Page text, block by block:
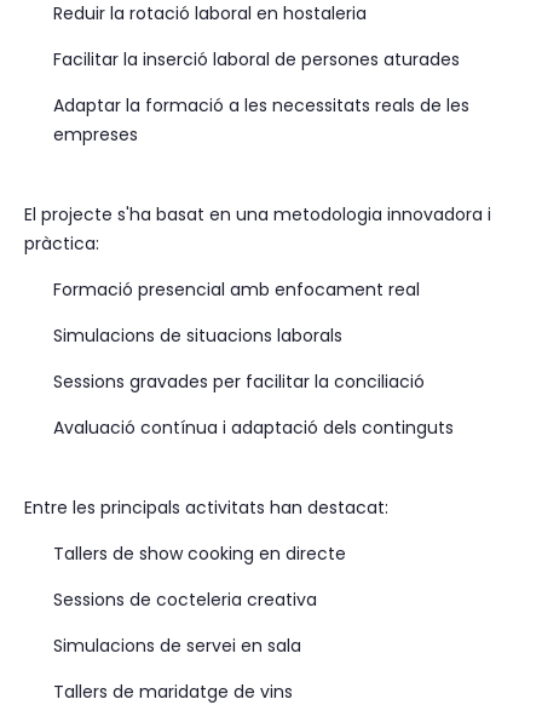
Reduir la rotació laboral en hostaleria
Facilitar la inserció laboral de persones aturades
Adaptar la formació a les necessitats reals de les
empreses
El projecte s'ha basat en una metodologia innovadora i
pràctica:
Formació presencial amb enfocament real
Simulacions de situacions laborals
Sessions gravades per facilitar la conciliació
Avaluació contínua i adaptació dels continguts
Entre les principals activitats han destacat:
Tallers de show cooking en directe
Sessions de cocteleria creativa
Simulacions de servei en sala
Tallers de maridatge de vins